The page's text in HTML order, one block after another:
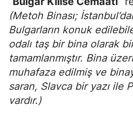
(Metoh Binası;
Bulgarların konuk
odalı taş bir bina olarak
tamamlanmıştır. Bina
muhafaza edilmiş ve
saran, Slavca bir yazı ile
vardır.)